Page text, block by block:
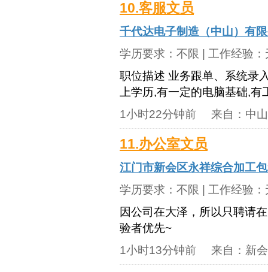
10.客服文员
千代达电子制造（中山）有
学历要求： 不限 | 工作经验：
职位描述 业务跟单、系统录
上学历,有一定的电脑基础,
1小时22分钟前 来自： 中
11.办公室文员
江门市新会区永祥综合加工
学历要求： 不限 | 工作经验：
因公司在大泽，所以只聘请
验者优先~
1小时13分钟前 来自： 新